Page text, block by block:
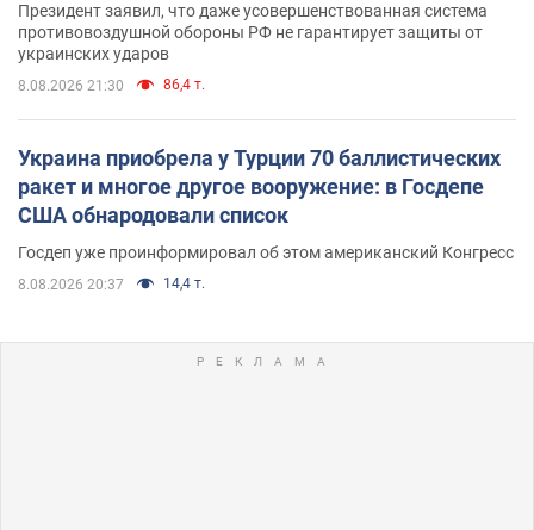
Президент заявил, что даже усовершенствованная система
противовоздушной обороны РФ не гарантирует защиты от
украинских ударов
8.08.2026 21:30 86,4 т.
Украина приобрела у Турции 70 баллистических
ракет и многое другое вооружение: в Госдепе
США обнародовали список
Госдеп уже проинформировал об этом американский Конгресс
8.08.2026 20:37 14,4 т.